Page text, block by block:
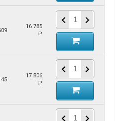
16 785
₽
17 806
₽